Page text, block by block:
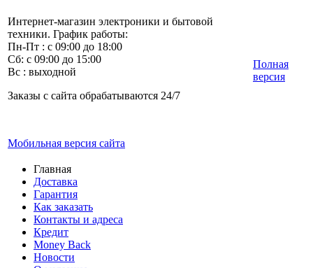
Интернет-магазин электроники и бытовой
техники. График работы:
Пн-Пт : с 09:00 до 18:00
Сб: с 09:00 до 15:00
Вс : выходной
Заказы с сайта обрабатываются 24/7
Мобильная версия сайта
Полная
версия
Главная
Доставка
Гарантия
Как заказать
Контакты и адреса
Кредит
Money Back
Новости